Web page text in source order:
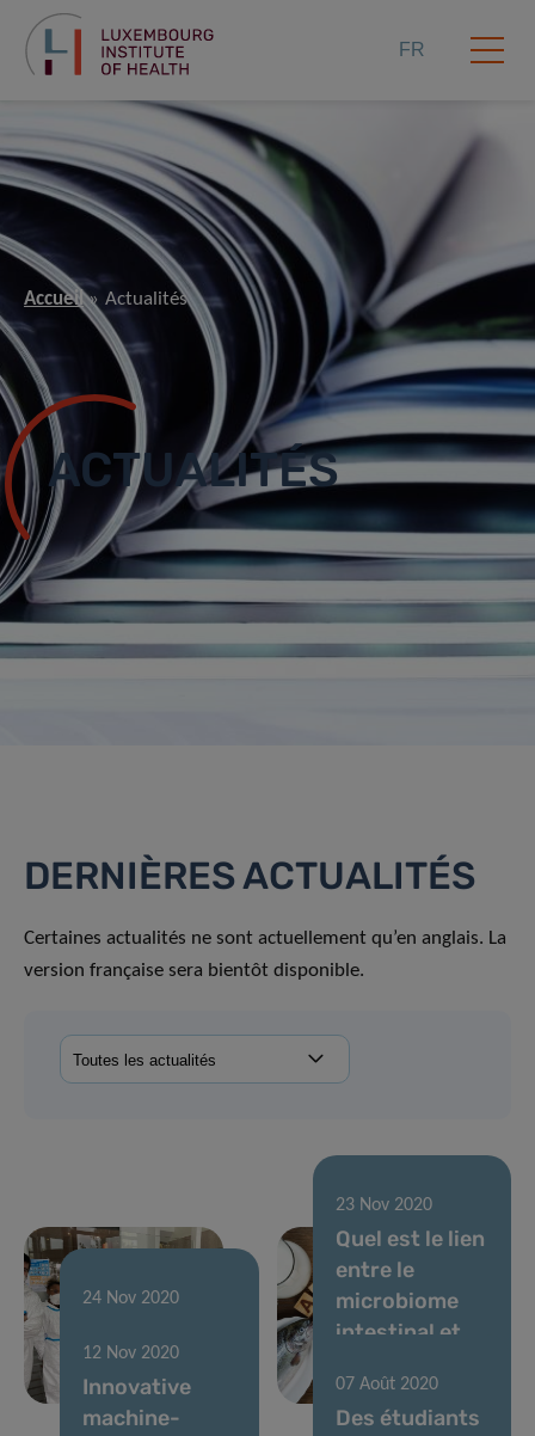
FR
Accueil Actualités
ACTUALITÉS
DERNIÈRES ACTUALITÉS
Certaines actualités ne sont actuellement qu’en anglais. La
version française sera bientôt disponible.
24 Nov 2020
preliminary
results
23 Nov 2020
Quel est le lien
entre le
microbiome
intestinal et
alimentaires ?
12 Nov 2020
Innovative
machine-
07 Août 2020
Des étudiants